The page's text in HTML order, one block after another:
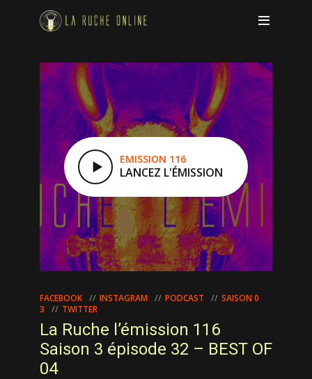
EMISSION 116
LANCEZ L'ÉMISSION
FACEBOOK INSTAGRAM PODCAST
SAISON 0
3
TWITTER
La Ruche l’émission 116
Saison 3 épisode 32 – BEST OF
04